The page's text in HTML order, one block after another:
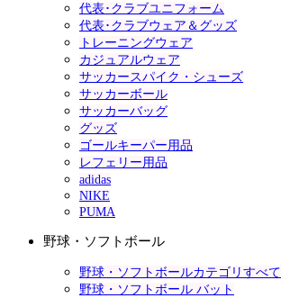
代表･クラブユニフォーム
代表･クラブウェア＆グッズ
トレーニングウェア
カジュアルウェア
サッカースパイク・シューズ
サッカーボール
サッカーバッグ
グッズ
ゴールキーパー用品
レフェリー用品
adidas
NIKE
PUMA
野球・ソフトボール
野球・ソフトボールカテゴリすべて
野球・ソフトボール バット